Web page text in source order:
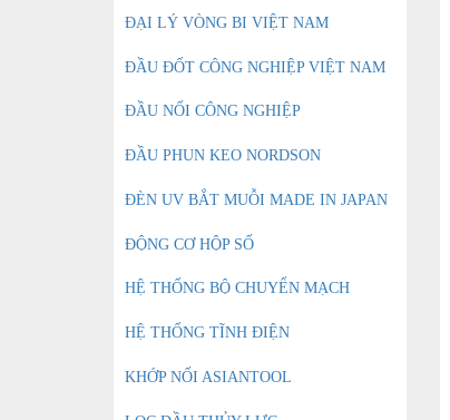
ĐẠI LÝ VÒNG BI VIỆT NAM
ĐẦU ĐỐT CÔNG NGHIỆP VIỆT NAM
ĐẦU NỐI CÔNG NGHIỆP
ĐẦU PHUN KEO NORDSON
ĐÈN UV BẮT MUỖI MADE IN JAPAN
ĐỘNG CƠ HỘP SỐ
HỆ THỐNG BỘ CHUYỂN MẠCH
HỆ THỐNG TĨNH ĐIỆN
KHỚP NỐI ASIANTOOL